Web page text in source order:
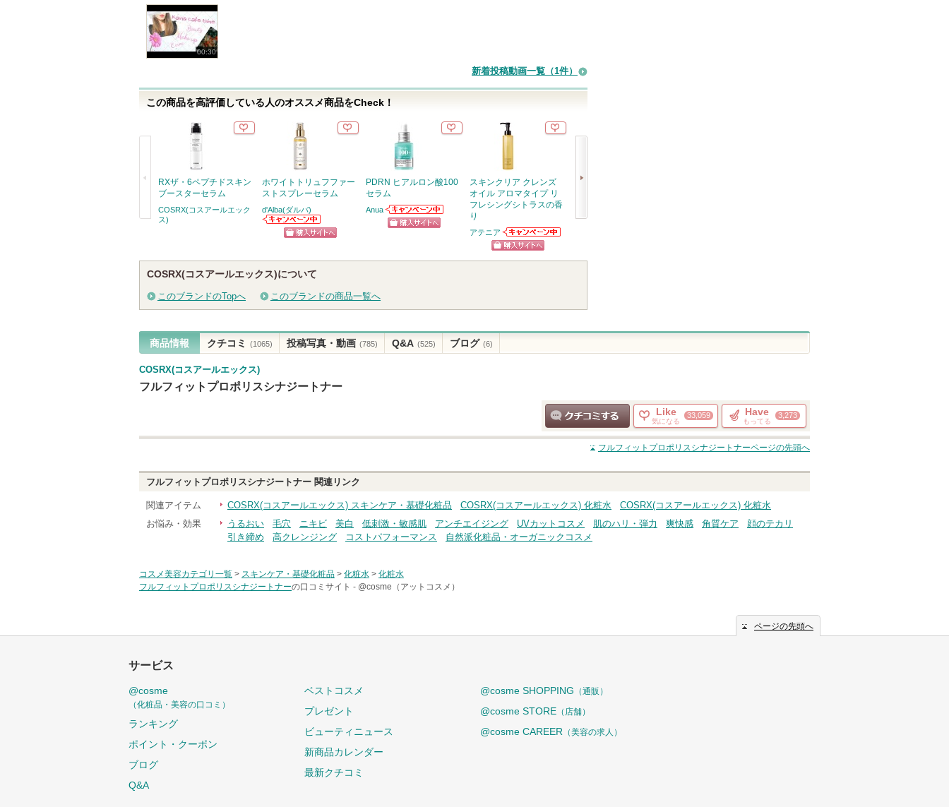
す
00:30
新着投稿動画一覧（1件）
この商品を高評価している人のオススメ商品をCheck！
RXザ・6ペプチドスキン
ブースターセラム
COSRX(コスアールエック
ス)
ホワイトトリュフファー
ストスプレーセラム
d'Alba(ダルバ)
d'Alba(ダルバ)か
らのお知らせが
PDRN ヒアルロン酸100
セラム
Anua
Anuaからのお知
らせがあります
スキンクリア クレンズ
オイル アロマタイプ リ
フレシングシトラスの香
り
アテニア
アテニアからの
お知らせがあり
ます
ショッピン
ハンオールブロウカラ
COSRX(コスアールエックス)について
このブランドのTopへ このブランドの商品一覧へ
商品情報 クチコミ (1065) 投稿写真・動画 (785) Q&A (525) ブログ (6)
COSRX(コスアールエックス)
フルフィットプロポリスシナジートナー
クチコミする
Like
気になる
33,059 Have
もってる
3,273
フルフィットプロポリスシナジートナーページの先頭へ
フルフィットプロポリスシナジートナー 関連リンク
関連アイテム COSRX(コスアールエックス) スキンケア・基礎化粧品 COSRX(コスアールエックス) 化粧水
COSRX(コスアールエックス) 化粧水
お悩み・効果
うるおい 毛穴 ニキビ 美白 低刺激・敏感肌 アンチエイジング UVカットコスメ 肌のハリ・弾力 爽快感 角質ケア
顔のテカリ
引き締め
高クレンジング コストパフォーマンス 自然派化粧品・オーガニックコスメ
コスメ美容カテゴリ一覧 > スキンケア・基礎化粧品 > 化粧水 > 化粧水
フルフィットプロポリスシナジートナーの口コミサイト - @cosme（アットコスメ）
ページの先頭へ
サービス
@cosme
（化粧品・美容の口コミ）
ランキング
ポイント・クーポン
ブログ
Q&A
ベストコスメ
プレゼント
ビューティニュース
新商品カレンダー
最新クチコミ
@cosme SHOPPING （通販）
@cosme STORE （店舗）
@cosme CAREER （美容の求人）